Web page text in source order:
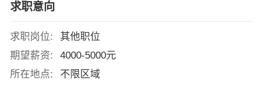
求职意向
求职岗位:
其他职位
期望薪资:
4000-5000元
所在地点:
不限区域